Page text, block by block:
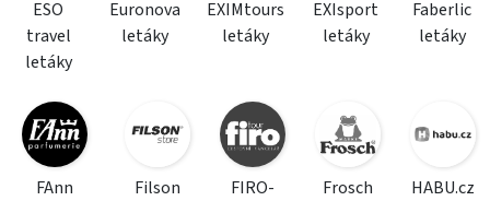
ESO
travel
letáky
Euronova
letáky
EXIMtours
letáky
EXIsport
letáky
Faberlic
letáky
FAnn
Filson
FIRO-
Frosch
HABU.cz